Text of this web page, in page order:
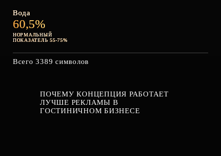
Вода
60,5%
НОРМАЛЬНЫЙ
ПОКАЗАТЕЛЬ 55-75%
Всего 3389 символов
ПОЧЕМУ КОНЦЕПЦИЯ РАБОТАЕТ
ЛУЧШЕ РЕКЛАМЫ В
ГОСТИНИЧНОМ БИЗНЕСЕ